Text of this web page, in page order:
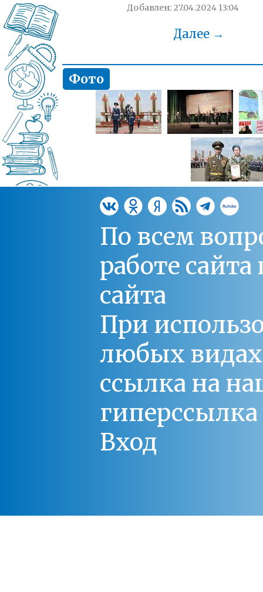
Добавлен: 27.04.2024 13:04
Далее →
Фото
По всем
работе
сайта
При
любых
ссылка на
Вход